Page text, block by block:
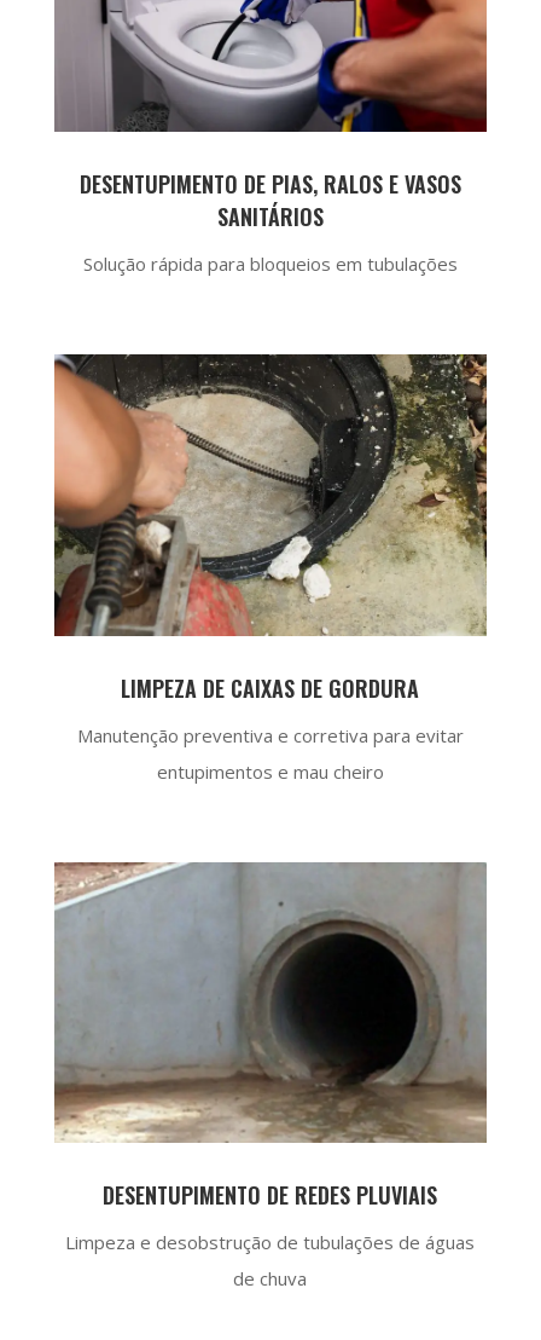
DESENTUPIMENTO DE PIAS, RALOS E VASOS
SANITÁRIOS
Solução rápida para bloqueios em tubulações
LIMPEZA DE CAIXAS DE GORDURA
Manutenção preventiva e corretiva para evitar
entupimentos e mau cheiro
DESENTUPIMENTO DE REDES PLUVIAIS
Limpeza e desobstrução de tubulações de águas
de chuva